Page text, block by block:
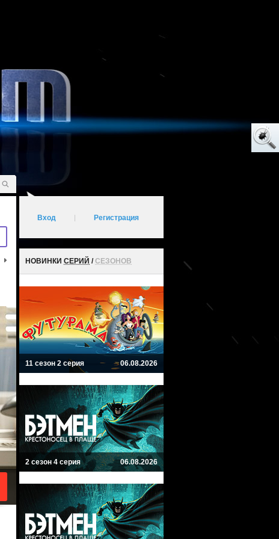
Вход Регистрация
НОВИНКИ СЕРИЙ /СЕЗОНОВ
11 сезон 2 серия 06.08.2026
2 сезон 4 серия 06.08.2026